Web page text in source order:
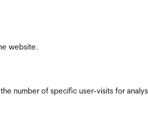
website.
number of specific user-visits for